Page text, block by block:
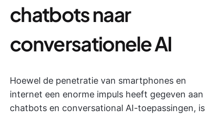
chatbots naar
conversationele AI
Hoewel de penetratie van smartphones en
internet een enorme impuls heeft gegeven aan
chatbots en conversational AI-toepassingen, is